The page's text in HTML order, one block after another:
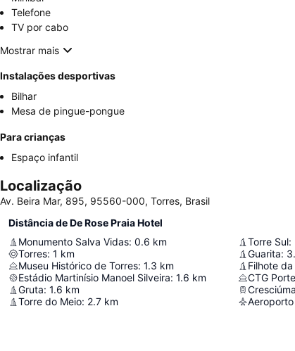
Telefone
TV por cabo
Mostrar mais
Instalações desportivas
Bilhar
Mesa de pingue-pongue
Para crianças
Espaço infantil
Localização
Av. Beira Mar, 895, 95560-000, Torres, Brasil
Distância de De Rose Praia Hotel
Monumento Salva Vidas: 0.6 km
Torres: 1 km
Museu Histórico de Torres: 1.3 km
Estádio Martinísio Manoel Silveira: 1.6 km
Gruta: 1.6 km
Torre do Meio: 2.7 km
Torre Sul:
Guarita:
Filhote
CTG